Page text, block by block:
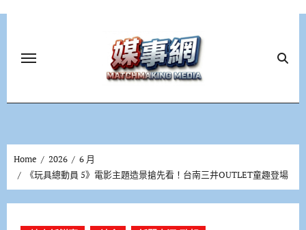
Home 2026
6 月
《玩具總動員 5》電影主題造景搶先看！台南三井OUTLET童趣登場